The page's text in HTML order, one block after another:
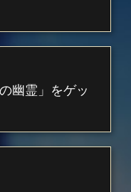
幽霊」をゲッ